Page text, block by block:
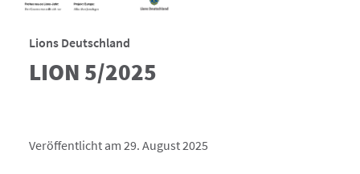
Lions Deutschland
LION 5/2025
Veröffentlicht am 29. August 2025